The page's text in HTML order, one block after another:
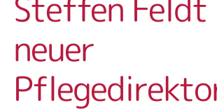
neuer